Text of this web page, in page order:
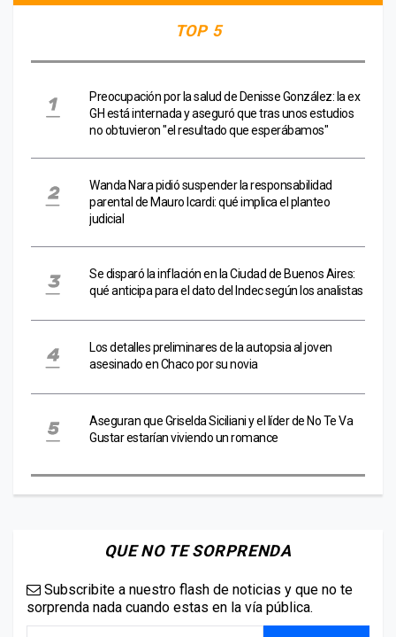
TOP 5
Preocupación por la salud de Denisse González: la ex
GH está internada y aseguró que tras unos estudios
no obtuvieron "el resultado que esperábamos"
Wanda Nara pidió suspender la responsabilidad
parental de Mauro Icardi: qué implica el planteo
judicial
Se disparó la inflación en la Ciudad de Buenos Aires:
qué anticipa para el dato del Indec según los analistas
Los detalles preliminares de la autopsia al joven
asesinado en Chaco por su novia
Aseguran que Griselda Siciliani y el líder de No Te Va
Gustar estarían viviendo un romance
QUE NO TE SORPRENDA
Subscribite a nuestro flash de noticias y que no te
sorprenda nada cuando estas en la vía pública.